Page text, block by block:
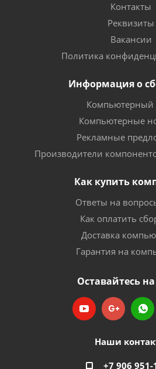
Контакты
Реквизиты
Вакансии
Политика
Информация о
Компьютерный
Компьютерные
Рекламные
Производители
Как купить
Ответы на
Как оплатить
Доставка
Гарантия на
Оставайтесь
Наши
+7 906 951-